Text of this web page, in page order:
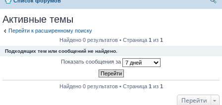
Активные темы
Перейти к расширенному поиску
Найдено 0 результатов • Страница 1 из 1
Подходящих тем или сообщений не найдено.
Показать сообщения за
Найдено 0 результатов • Страница 1 из 1
Перейти